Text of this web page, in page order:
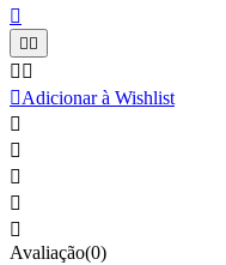

 
 
Adicionar à Wishlist





Avaliação(0)